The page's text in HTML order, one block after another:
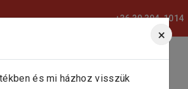
×
és mi házhoz visszük
+36 30 394-1014